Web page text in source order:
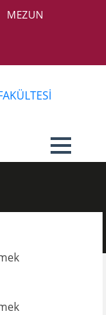
MEZUN